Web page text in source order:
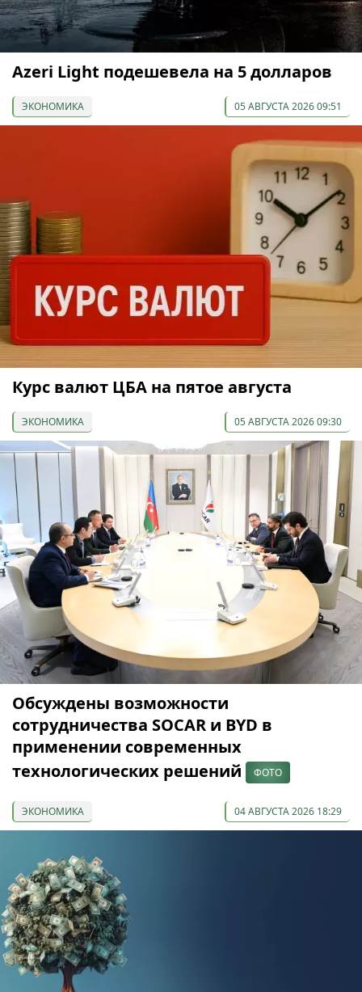
Azeri Light подешевела на 5 долларов
ЭКОНОМИКА 05 АВГУСТА 2026 09:51
Курс валют ЦБА на пятое августа
ЭКОНОМИКА 05 АВГУСТА 2026 09:30
Обсуждены возможности
сотрудничества SOCAR и BYD в
применении современных
технологических решений
ФОТО
ЭКОНОМИКА 04 АВГУСТА 2026 18:29